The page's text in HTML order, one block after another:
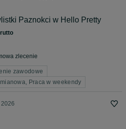
Paznokci w Hello Pretty
zlecenie
zawodowe
Praca w weekendy